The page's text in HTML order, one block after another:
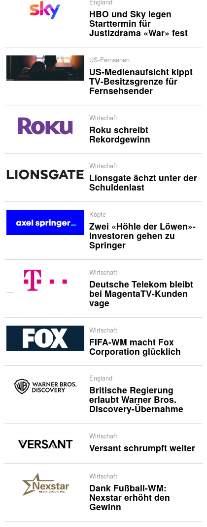
HBO und Sky legen
Starttermin für
Justizdrama «War» fest
US-Fernsehen
US-Medienaufsicht kippt
TV-Besitzsgrenze für
Fernsehsender
Wirtschaft
Roku schreibt
Rekordgewinn
Wirtschaft
Lionsgate ächzt unter der
Schuldenlast
Köpfe
Zwei «Höhle der Löwen»-
Investoren gehen zu
Springer
Wirtschaft
Deutsche Telekom bleibt
bei MagentaTV-Kunden
vage
Wirtschaft
FIFA-WM macht Fox
Corporation glücklich
England
Britische Regierung
erlaubt Warner Bros.
Discovery-Übernahme
Wirtschaft
Versant schrumpft weiter
Wirtschaft
Dank Fußball-WM:
Nexstar erhöht den
Gewinn